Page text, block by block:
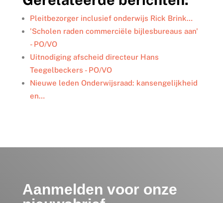
d
I
n
o
o
k
e
r
Pleitbezorger inclusief onderwijs Rick Brink…
'Scholen raden commerciële bijlesbureaus aan'
- PO/VO
Uitnodiging afscheid directeur Hans
Teegelbeckers - PO/VO
Nieuwe leden Onderwijsraad: kansengelijkheid
en…
Aanmelden voor onze